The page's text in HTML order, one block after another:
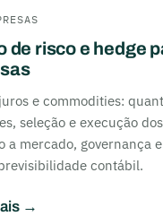
de risco e hedge
e commodities:
seleção e execução
a mercado, governança
contábil.
→